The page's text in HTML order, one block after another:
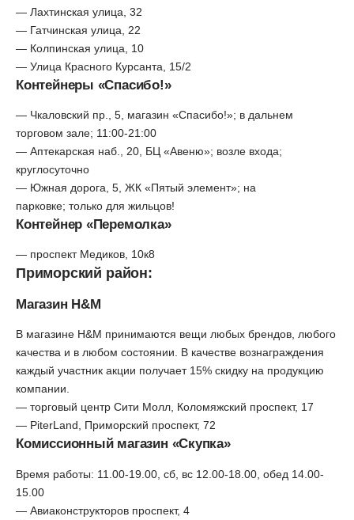
— Лахтинская улица, 32
— Гатчинская улица, 22
— Колпинская улица, 10
— Улица Красного Курсанта, 15/2
Контейнеры «Спасибо!»
— Чкаловский пр., 5, магазин «Спасибо!»; в дальнем
торговом зале; 11:00-21:00
— Аптекарская наб., 20, БЦ «Авеню»; возле входа;
круглосуточно
— Южная дорога, 5, ЖК «Пятый элемент»; на
парковке; только для жильцов!
Контейнер «Перемолка»
— проспект Медиков, 10к8
Приморский район:
Магазин H&M
В магазине H&M принимаются вещи любых брендов, любого
качества и в любом состоянии. В качестве вознаграждения
каждый участник акции получает 15% скидку на продукцию
компании.
— торговый центр Сити Молл, Коломяжский проспект, 17
— PiterLand, Приморский проспект, 72
Комиссионный магазин «Скупка»
Время работы: 11.00-19.00, сб, вс 12.00-18.00, обед 14.00-
15.00
— Авиаконструкторов проспект, 4